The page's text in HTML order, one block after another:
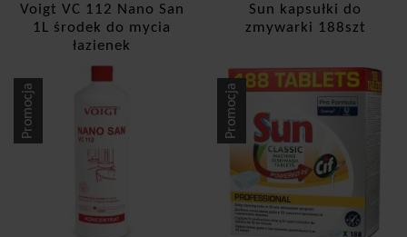
Voigt VC 112 Nano San
1L środek do mycia
łazienek
Promocja
Sun kapsułki do
zmywarki 188szt
Promocja